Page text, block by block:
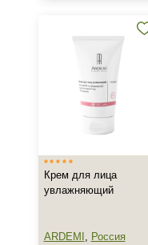
Крем для лица
увлажняющий
ARDEMI , Россия